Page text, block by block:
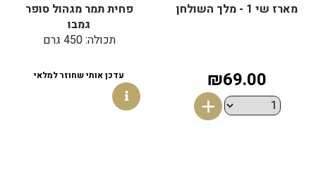
מארז שי 1 - מלך השולחן
₪69.00
פחית תמר מגהול סופר
גמבו
תכולה: 450 גרם
עדכן אותי שחוזר למלאי